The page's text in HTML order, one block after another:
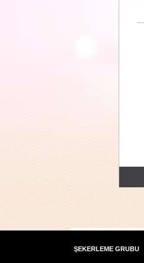
ŞEKERLEME GRUBU